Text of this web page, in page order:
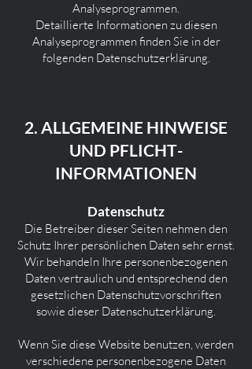
Analyseprogrammen.
Detaillierte Informationen zu diesen
Analyseprogrammen finden Sie in der
folgenden Datenschutzerklärung.
2. ALLGEMEINE HINWEISE
UND PFLICHT­
INFORMATIONEN
Datenschutz
Die Betreiber dieser Seiten nehmen den
Schutz Ihrer persönlichen Daten sehr ernst.
Wir behandeln Ihre personenbezogenen
Daten vertraulich und entsprechend den
gesetzlichen Datenschutzvorschriften
sowie dieser Datenschutzerklärung.
Wenn Sie diese Website benutzen, werden
verschiedene personenbezogene Daten